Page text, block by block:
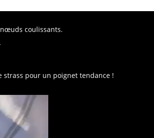
coulissants.
pour un poignet tendance !